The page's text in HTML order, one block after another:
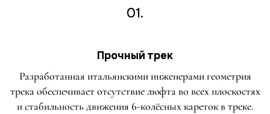
01.
Прочный трек
Разработанная итальянскими инженерами геометрия
трека обеспечивает отсутствие люфта во всех плоскостях
и стабильность движения 6-колёсных кареток в треке.